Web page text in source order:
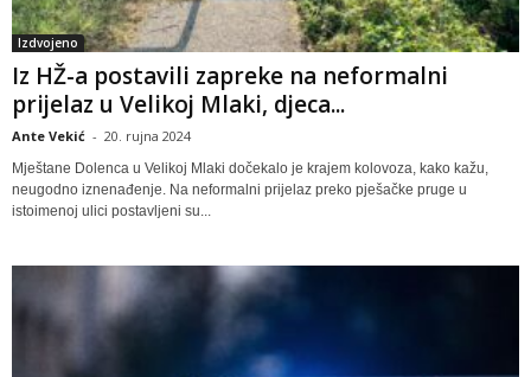
Izdvojeno
Iz HŽ-a postavili zapreke na neformalni
prijelaz u Velikoj Mlaki, djeca...
Ante Vekić - 20. rujna 2024
Mještane Dolenca u Velikoj Mlaki dočekalo je krajem kolovoza, kako kažu,
neugodno iznenađenje. Na neformalni prijelaz preko pješačke pruge u
istoimenoj ulici postavljeni su...